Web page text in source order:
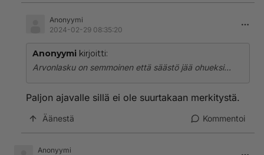
Anonyymi
2024-02-29 08:35:20
Anonyymi kirjoitti:
Arvonlasku on semmoinen että säästö jää ohueksi...
Paljon ajavalle sillä ei ole suurtakaan merkitystä.
Äänestä Kommentoi
Anonyymi